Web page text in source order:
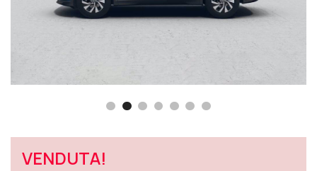
VENDUTA!